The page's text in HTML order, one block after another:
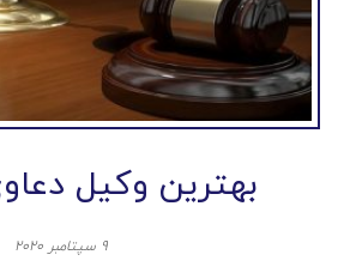
بهترین وکیل
۹ سپتامبر ۲۰۲۰